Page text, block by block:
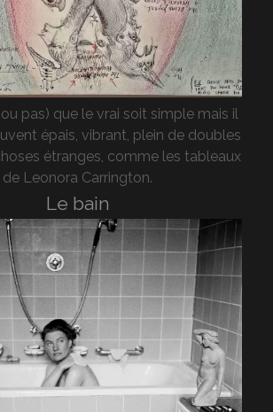
pas) que le vrai soit simple mais il
épais, vibrant, plein de doubles
étranges, comme les tableaux
de Leonora Carrington.
Le bain